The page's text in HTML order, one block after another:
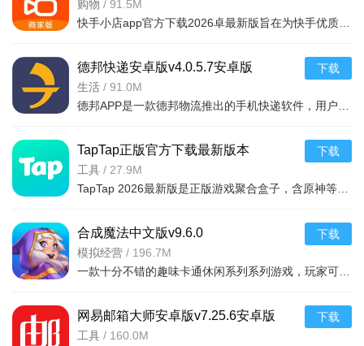
v7.2.40.481安卓最新版
购物 / 91.5M
德邦快递安卓版v4.0.5.7安卓版
生活 / 91.0M
下载
TapTap正版官方下载最新版本
2026v2.94.0-mkt#100300手机版
工具 / 27.9M
下载
合成魔法中文版v9.6.0
模拟经营 / 196.7M
下载
网易邮箱大师安卓版v7.25.6安卓版
工具 / 160.0M
下载